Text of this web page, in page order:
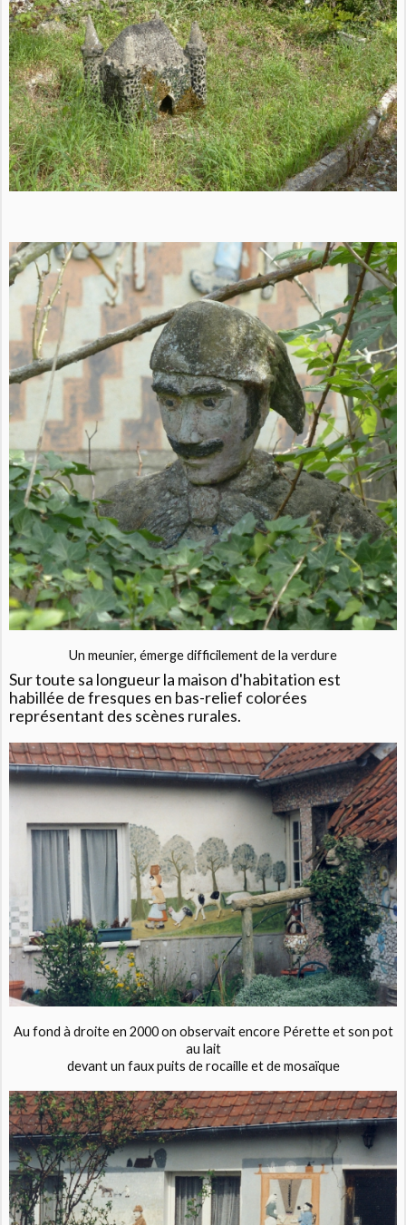
Un meunier, émerge difficilement de la verdure
Sur toute sa longueur la maison d'habitation est
habillée de fresques en bas-relief colorées
représentant des scènes rurales.
Au fond à droite en 2000 on observait encore Pérette et son pot
au lait
devant un faux puits de rocaille et de mosaïque